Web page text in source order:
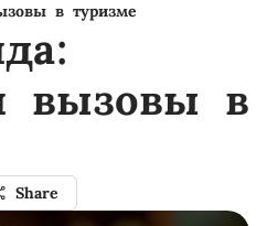
в туризме
вызовы в
Share